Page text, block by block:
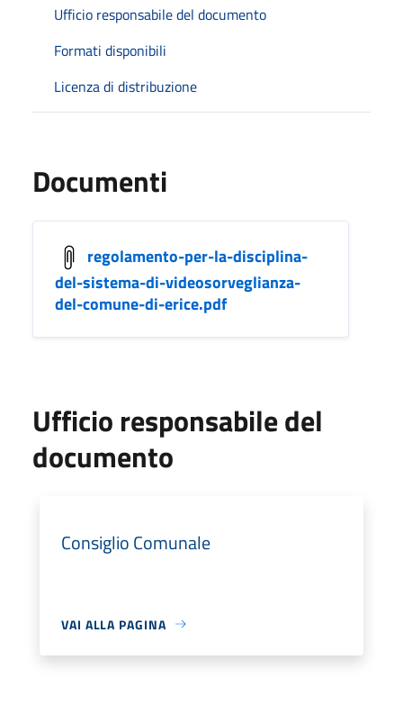
Ufficio responsabile del documento
Formati disponibili
Licenza di distribuzione
Documenti
regolamento-per-la-disciplina-
del-sistema-di-videosorveglianza-
del-comune-di-erice.pdf
Ufficio responsabile del
documento
Consiglio Comunale
VAI ALLA PAGINA